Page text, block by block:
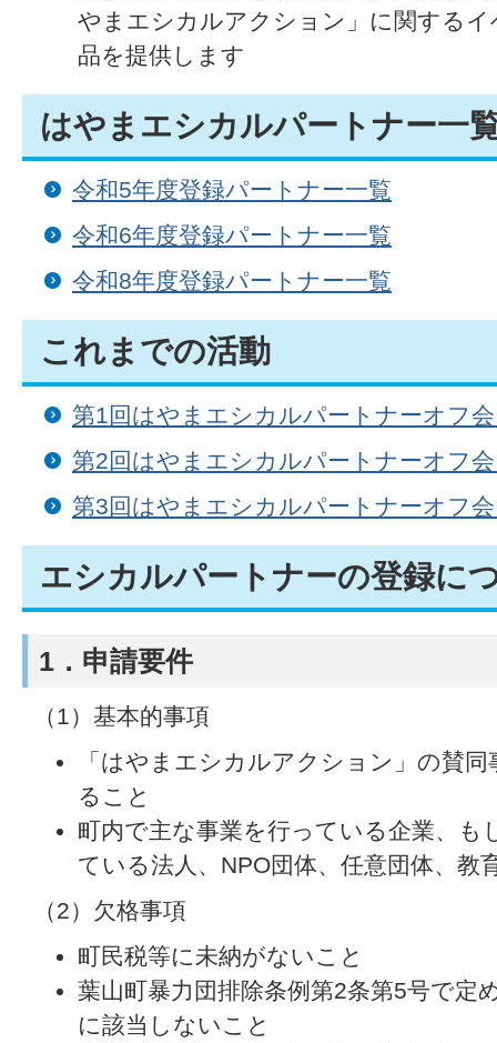
やまエシカルアクション」に関する
品を提供します
はやまエシカルパートナー一
令和5年度登録パートナー一覧
令和6年度登録パートナー一覧
令和8年度登録パートナー一覧
これまでの活動
第1回はやまエシカルパートナーオフ
第2回はやまエシカルパートナーオフ
第3回はやまエシカルパートナーオフ
エシカルパートナーの登録に
1．申請要件
（1）基本的事項
「はやまエシカルアクション」の賛
ること
町内で主な事業を行っている企業、も
ている法人、NPO団体、任意団体、教
（2）欠格事項
町民税等に未納がないこと
葉山町暴力団排除条例第2条第5号で定
に該当しないこと